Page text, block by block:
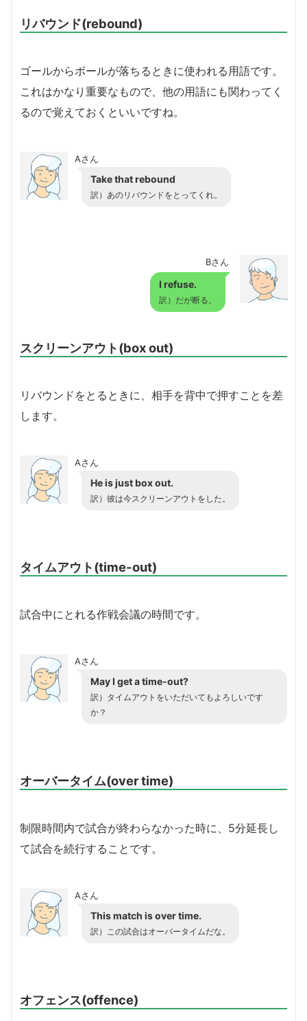
リバウンド(rebound)
ゴールからボールが落ちるときに使われる用語です。
これはかなり重要なもので、他の用語にも関わってく
るので覚えておくといいですね。
Aさん
Take that rebound
訳）あのリバウンドをとってくれ。
Bさん
I refuse.
訳）だが断る。
スクリーンアウト(box out)
リバウンドをとるときに、相手を背中で押すことを差
します。
Aさん
He is just box out.
訳）彼は今スクリーンアウトをした。
タイムアウト(time-out)
試合中にとれる作戦会議の時間です。
Aさん
May I get a time-out?
訳）タイムアウトをいただいてもよろしいです
か？
オーバータイム(over time)
制限時間内で試合が終わらなかった時に、5分延長し
て試合を続行することです。
Aさん
This match is over time.
訳）この試合はオーバータイムだな。
オフェンス(offence)